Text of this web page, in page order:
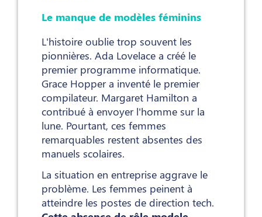
Le manque de modèles féminins
L'histoire oublie trop souvent les
pionnières. Ada Lovelace a créé le
premier programme informatique.
Grace Hopper a inventé le premier
compilateur. Margaret Hamilton a
contribué à envoyer l'homme sur la
lune. Pourtant, ces femmes
remarquables restent absentes des
manuels scolaires.
La situation en entreprise aggrave le
problème. Les femmes peinent à
atteindre les postes de direction tech.